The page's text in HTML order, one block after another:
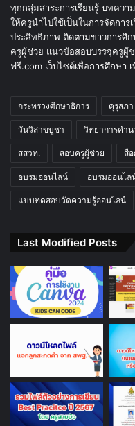
ทุกกลุ่มสาระการเรียนรู้ บทควา
ให้ครูนำไปใช้เป็นในการจัดการ
ประสิทธิภาพ ติดตามข่าวการศึ
ครูผู้ช่วย แนวข้อสอบบรรจุครูผู้
ฟรี.com เว็บไซต์เพื่อการศึกษา
กระทรวงศึกษาธิการ คุรุสภา
วันวิสาขบูชา วิทยาการคำ
สสวท. สอบครูผู้ช่วย สื่
อบรมออนไลน์ อบรมออนไล
แบบทดสอบวัดความรู้ออนไลน์
Last Modified Posts